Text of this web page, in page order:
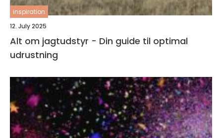
inspiration
12. July 2025
Alt om jagtudstyr - Din guide til optimal
udrustning